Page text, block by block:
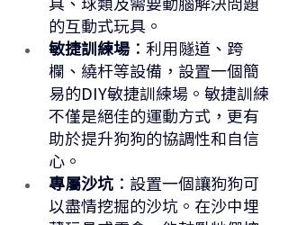
具、球類及需要動腦解決問題
的互動式玩具。
敏捷訓練場 ：利用隧道、跨
欄、繞杆等設備，設置一個簡
易的DIY敏捷訓練場。敏捷訓練
不僅是絕佳的運動方式，更有
助於提升狗狗的協調性和自信
心。
專屬沙坑 ：設置一個讓狗狗可
以盡情挖掘的沙坑。在沙中埋